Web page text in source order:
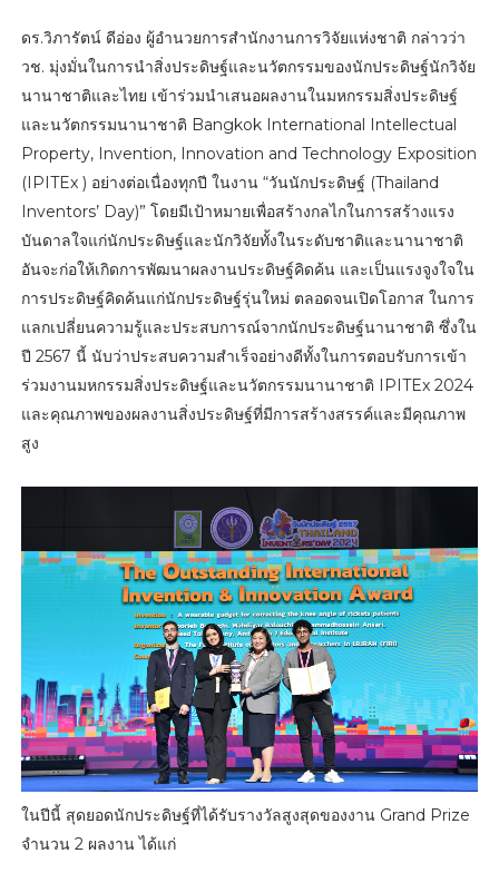
ดร.วิภารัตน์ ดีอ่อง ผู้อำนวยการสำนักงานการวิจัยแห่งชาติ กล่าวว่า
วช. มุ่งมั่นในการนำสิ่งประดิษฐ์และนวัตกรรมของนักประดิษฐ์นักวิจัย
นานาชาติและไทย เข้าร่วมนำเสนอผลงานในมหกรรมสิ่งประดิษฐ์
และนวัตกรรมนานาชาติ Bangkok International Intellectual
Property, Invention, Innovation and Technology Exposition
(IPITEx ) อย่างต่อเนื่องทุกปี ในงาน “วันนักประดิษฐ์ (Thailand
Inventors’ Day)” โดยมีเป้าหมายเพื่อสร้างกลไกในการสร้างแรง
บันดาลใจแก่นักประดิษฐ์และนักวิจัยทั้งในระดับชาติและนานาชาติ
อันจะก่อให้เกิดการพัฒนาผลงานประดิษฐ์คิดค้น และเป็นแรงจูงใจใน
การประดิษฐ์คิดค้นแก่นักประดิษฐ์รุ่นใหม่ ตลอดจนเปิดโอกาส ในการ
แลกเปลี่ยนความรู้และประสบการณ์จากนักประดิษฐ์นานาชาติ ซึ่งใน
ปี 2567 นี้ นับว่าประสบความสำเร็จอย่างดีทั้งในการตอบรับการเข้า
ร่วมงานมหกรรมสิ่งประดิษฐ์และนวัตกรรมนานาชาติ IPITEx 2024
และคุณภาพของผลงานสิ่งประดิษฐ์ที่มีการสร้างสรรค์และมีคุณภาพ
สูง
ในปีนี้ สุดยอดนักประดิษฐ์ที่ได้รับรางวัลสูงสุดของงาน Grand Prize
จำนวน 2 ผลงาน ได้แก่